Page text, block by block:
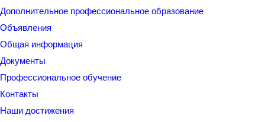
Дополнительное профессиональное образование
Объявления
Общая информация
Документы
Профессиональное обучение
Контакты
Наши достижения